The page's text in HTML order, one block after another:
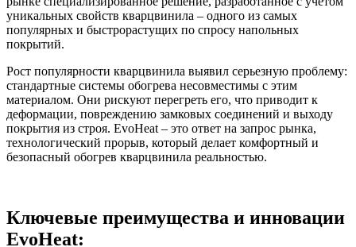
уникальных свойств кварцвинила – одного из самых
популярных и быстрорастущих по спросу напольных
покрытий.
Рост популярности кварцвинила выявил серьезную проблему:
стандартные системы обогрева несовместимы с этим
материалом. Они рискуют перегреть его, что приводит к
деформации, повреждению замковых соединений и выходу
покрытия из строя. EvoHeat – это ответ на запрос рынка,
технологический прорыв, который делает комфортный и
безопасный обогрев кварцвинила реальностью.
Ключевые преимущества и инновации
EvoHeat: